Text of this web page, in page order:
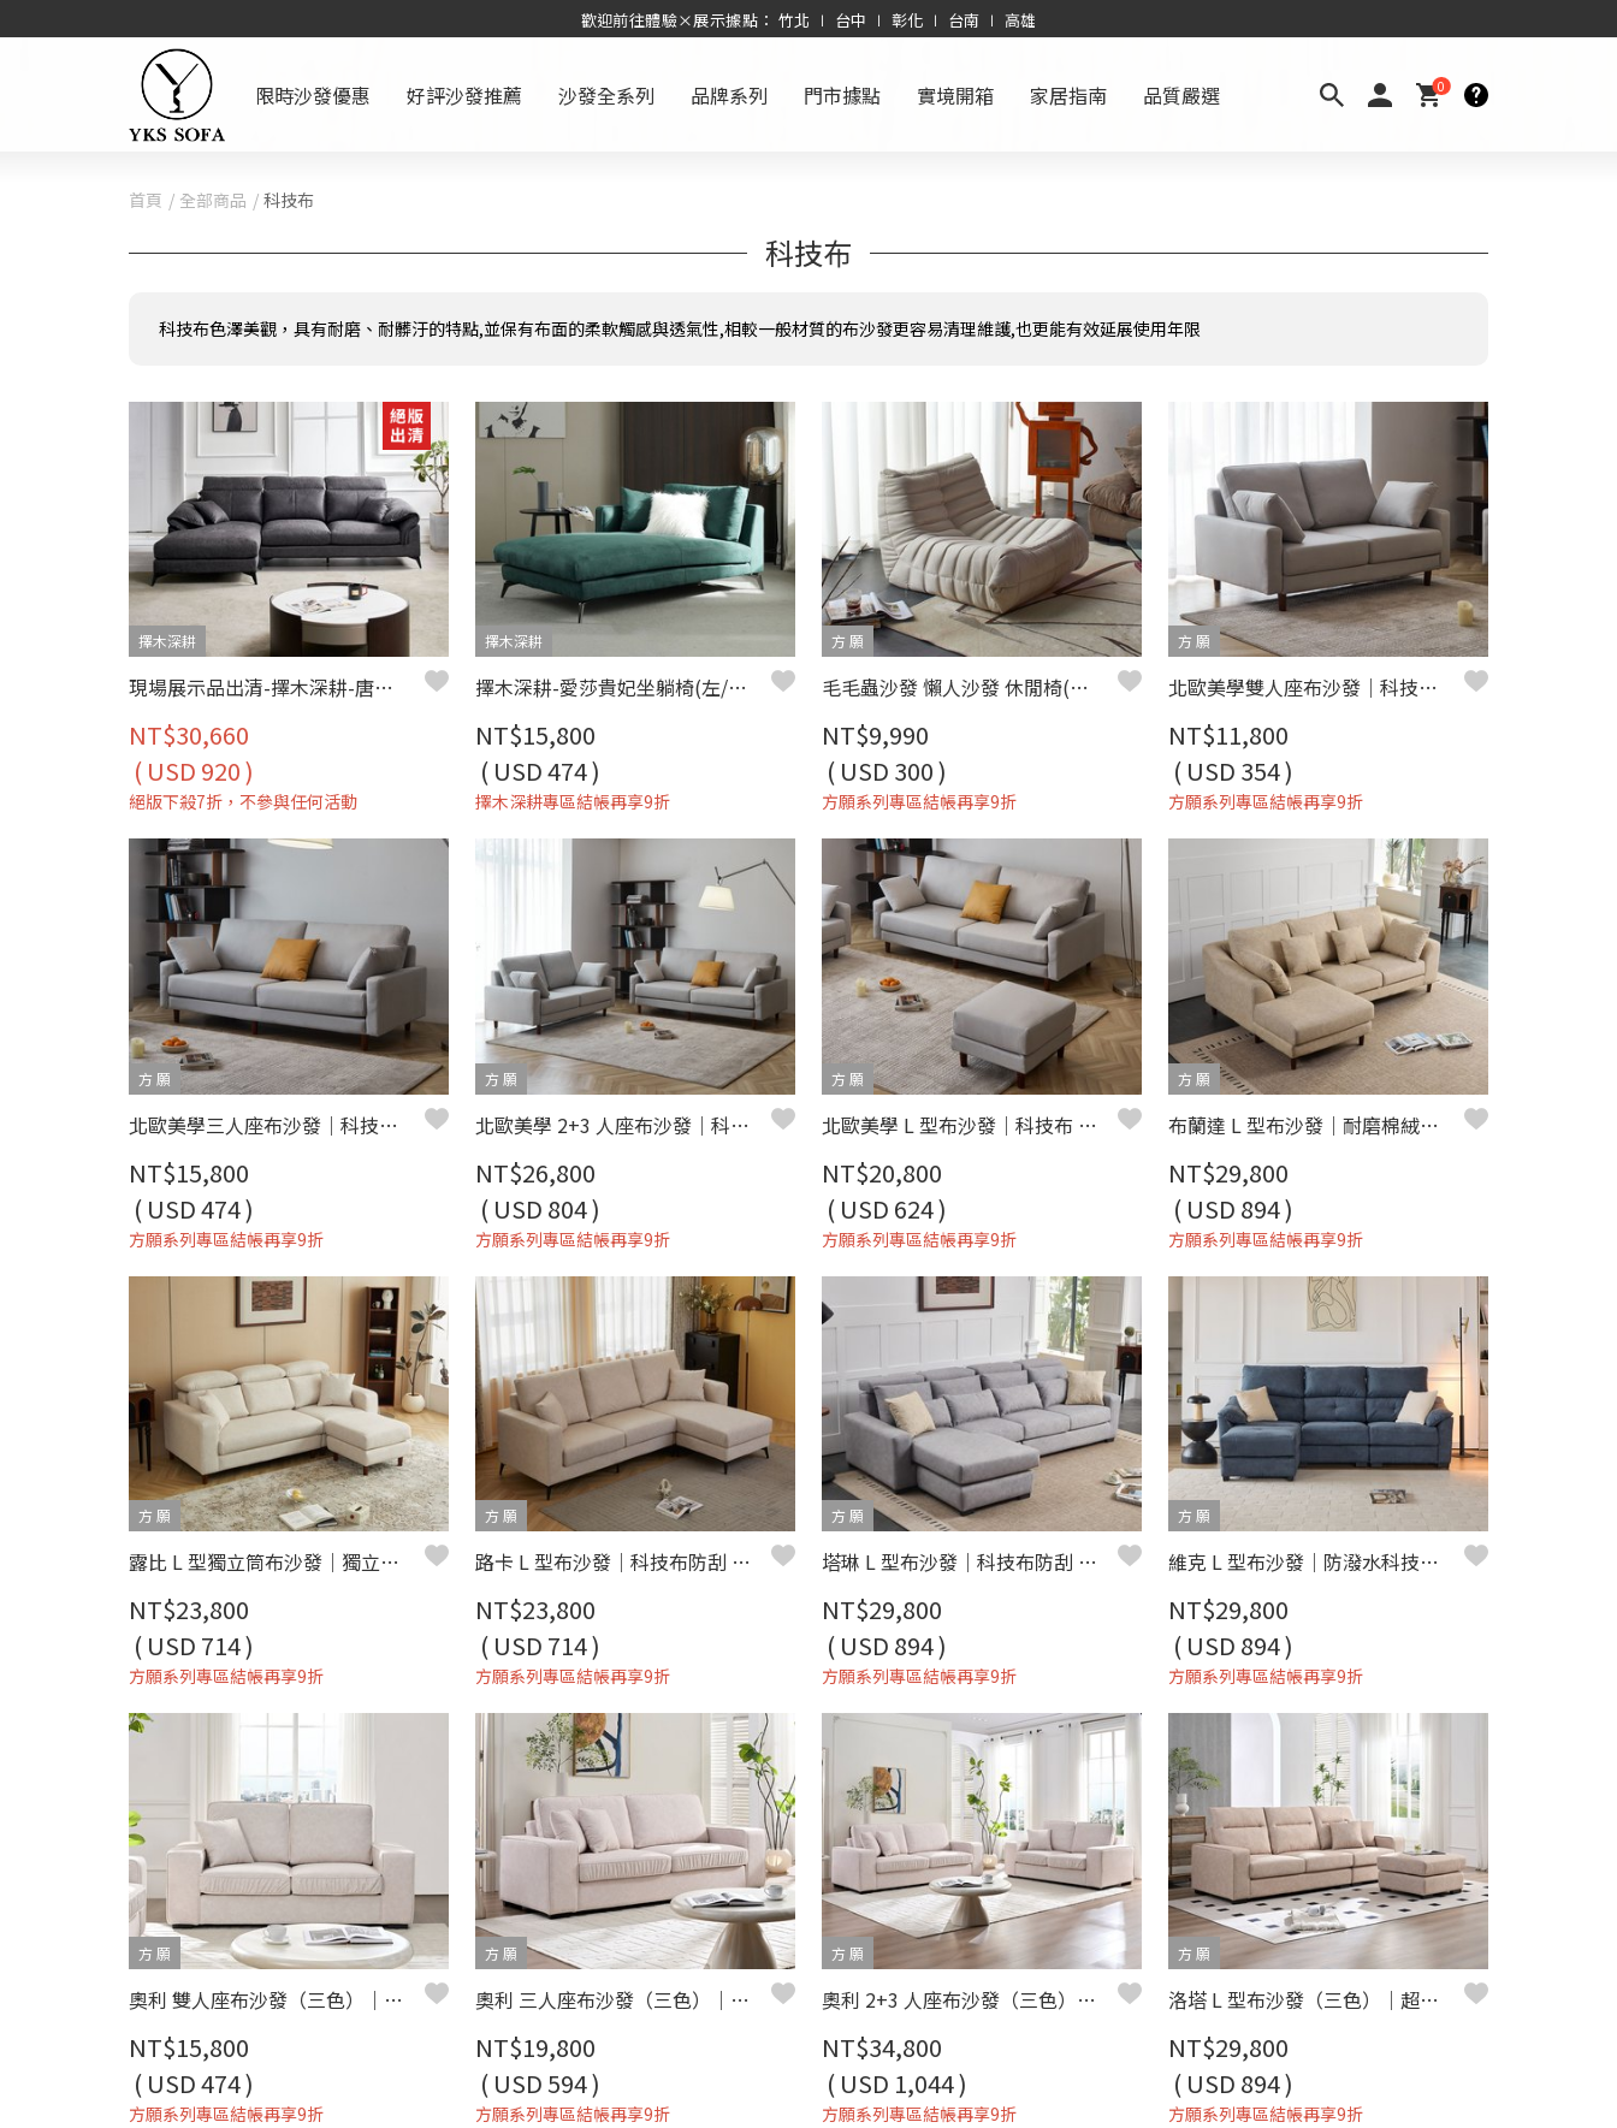
歡迎前往體驗×展示據點： 竹北 ∣ 台中 ∣ 彰化 ∣ 台南 ∣ 高雄
限時沙發優惠 好評沙發推薦 沙發全系列 品牌系列 門市據點 實境開箱 家居指南 品質嚴選 0
首頁 全部商品 科技布
科技布
科技布色澤美觀，具有耐磨、耐髒汙的特點,並保有布面的柔軟觸感與透氣性,相較一般材質的布沙發更容易清理維護,也更能有效延展使用年限
擇木深耕
現場展示品出清-擇木深耕-唐恩L型布沙發(左/右型)
NT$30,660
( USD 920 )
絕版下殺7折，不參與任何活動
擇木深耕
擇木深耕-愛莎貴妃坐躺椅(左/右型)
NT$15,800
( USD 474 )
擇木深耕專區結帳再享9折
方 願
毛毛蟲沙發 懶人沙發 休閒椅(二色) - 方願系列
NT$9,990
( USD 300 )
方願系列專區結帳再享9折
方 願
北歐美學雙人座布沙發｜科技布 × 獨立筒彈簧 × 可拆洗布套 – 方願系列
NT$11,800
( USD 354 )
方願系列專區結帳再享9折
方 願
北歐美學三人座布沙發｜科技布 × 獨立筒彈簧 × 可拆洗布套 – 方願系列
NT$15,800
( USD 474 )
方願系列專區結帳再享9折
方 願
北歐美學 2+3 人座布沙發｜科技布 × 獨立筒坐墊 × 可拆洗布套 – 方願系列
NT$26,800
( USD 804 )
方願系列專區結帳再享9折
方 願
北歐美學 L 型布沙發｜科技布 × 獨立筒坐墊 × 可拆洗布套 – 方願系列
NT$20,800
( USD 624 )
方願系列專區結帳再享9折
方 願
布蘭達 L 型布沙發｜耐磨棉絨布 × 左右型可選 × 小宅實用設計 – 方願系列
NT$29,800
( USD 894 )
方願系列專區結帳再享9折
方 願
露比 L 型獨立筒布沙發｜獨立筒彈簧 × 可拆洗布套 × 平價小宅首選 – 方願系列
NT$23,800
( USD 714 )
方願系列專區結帳再享9折
方 願
路卡 L 型布沙發｜科技布防刮 × 活動腳椅 × 小宅平價首選 – 方願系列
NT$23,800
( USD 714 )
方願系列專區結帳再享9折
方 願
塔琳 L 型布沙發｜科技布防刮 × 可調式頭枕 × 小宅舒適首選 – 方願系列
NT$29,800
( USD 894 )
方願系列專區結帳再享9折
方 願
維克 L 型布沙發｜防潑水科技布 × 可拆洗布套 × 小宅舒適推薦 – 方願系列
NT$29,800
( USD 894 )
方願系列專區結帳再享9折
方 願
奧利 雙人座布沙發（三色）｜超細纖維科技布 × 寬大座椅設計 × 百搭極簡首選 – 方願系列
NT$15,800
( USD 474 )
方願系列專區結帳再享9折
方 願
奧利 三人座布沙發（三色）｜超細纖維科技布 × 寬大座椅 × 現代簡約風 – 方願系列
NT$19,800
( USD 594 )
方願系列專區結帳再享9折
方 願
奧利 2+3 人座布沙發（三色）｜超細纖維科技布 × 寬大座椅設計 × 百搭現代風 – 方願系列
NT$34,800
( USD 1,044 )
方願系列專區結帳再享9折
方 願
洛塔 L 型布沙發（三色）｜超細纖維科技布 × 高彈支撐坐墊 × 小宅舒適推薦 – 方願系列
NT$29,800
( USD 894 )
方願系列專區結帳再享9折